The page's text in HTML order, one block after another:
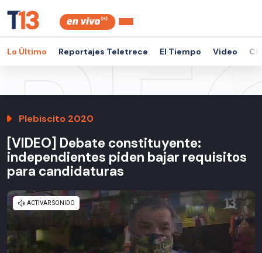
Lo Último Reportajes Teletrece El Tiempo Video
Plebiscito 2020
[VIDEO] Debate constituyente:
independientes piden bajar requisitos
para candidaturas